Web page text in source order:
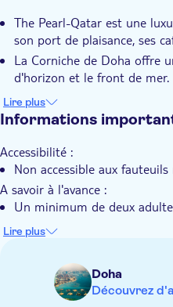
Visite guidée
Bon numérique
Pick-up à l'hôtel
Transport inclus
The Pearl-Qatar est une
son port de plaisance, ses
La Corniche de Doha offre
d'horizon et le front de mer.
Vous découvrirez le charme
Village avec son art, son
d'élégance moderne et
Lire plus
Informations
Accessibilité :
Non accessible aux
A savoir à l'avance :
Un minimum de deux
Les enfants en bas âge
Une assurance accident
hôtes et touristes âgés de 2
Lire plus
Doha
Découvrez